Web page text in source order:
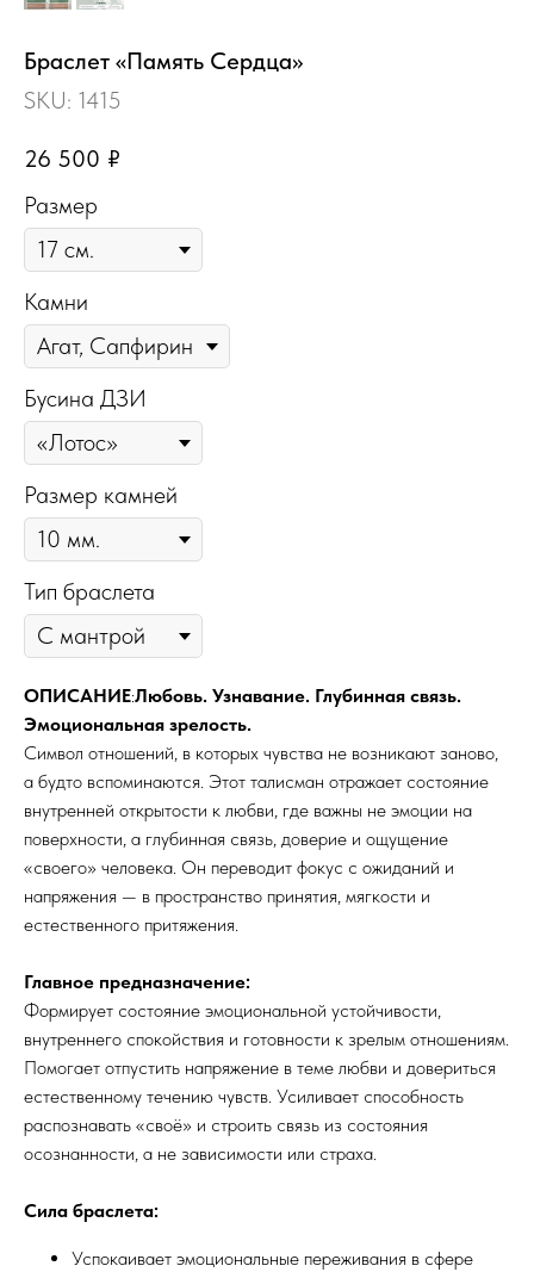
Браслет «Память Сердца»
SKU: 1415
26 500 ₽
Размер
Камни
Бусина ДЗИ
Размер камней
Тип браслета
ОПИСАНИЕ:Любовь. Узнавание. Глубинная связь.
Эмоциональная зрелость.
Символ отношений, в которых чувства не возникают заново,
а будто вспоминаются. Этот талисман отражает состояние
внутренней открытости к любви, где важны не эмоции на
поверхности, а глубинная связь, доверие и ощущение
«своего» человека. Он переводит фокус с ожиданий и
напряжения — в пространство принятия, мягкости и
естественного притяжения.
Главное предназначение:
Формирует состояние эмоциональной устойчивости,
внутреннего спокойствия и готовности к зрелым отношениям.
Помогает отпустить напряжение в теме любви и довериться
естественному течению чувств. Усиливает способность
распознавать «своё» и строить связь из состояния
осознанности, а не зависимости или страха.
Сила браслета:
Успокаивает эмоциональные переживания в сфере